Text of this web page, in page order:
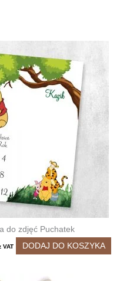
do zdjęć Puchatek
VAT DODAJ DO KOSZYKA